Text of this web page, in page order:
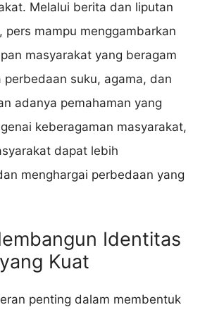
Melalui berita dan liputan
pers mampu menggambarkan
masyarakat yang beragam
perbedaan suku, agama, dan
adanya pemahaman yang
keberagaman masyarakat,
dapat lebih
menghargai perbedaan yang
Identitas
Kuat
penting dalam membentuk